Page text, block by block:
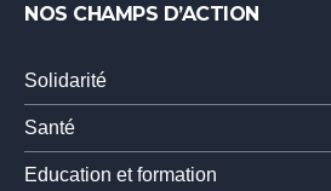
NOS CHAMPS D’ACTION
Solidarité
Santé
Education et formation